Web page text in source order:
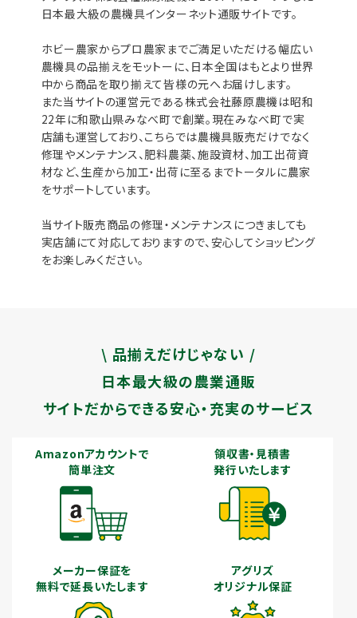
日本最大級の農機具インターネット通販サイトです。
ホビー農家からプロ農家までご満足いただける幅広い
農機具の品揃えをモットーに、日本全国はもとより世界
中から商品を取り揃えて皆様の元へお届けします。
また当サイトの運営元である株式会社藤原農機は昭和
22年に和歌山県みなべ町で創業。現在みなべ町で実
店舗も運営しており、こちらでは農機具販売だけでなく
修理やメンテナンス、肥料農薬、施設資材、加工出荷資
材など、生産から加工・出荷に至るまでトータルに農家
をサポートしています。
当サイト販売商品の修理・メンテナンスにつきましても
実店舗にて対応しておりますので、安心してショッピング
をお楽しみください。
\ 品揃えだけじゃない /
日本最大級の農業通販
サイトだからできる安心・充実のサービス
Amazonアカウントで
簡単注文
領収書・見積書
発行いたします
メーカー保証を
無料で延長いたします
アグリズ
オリジナル保証